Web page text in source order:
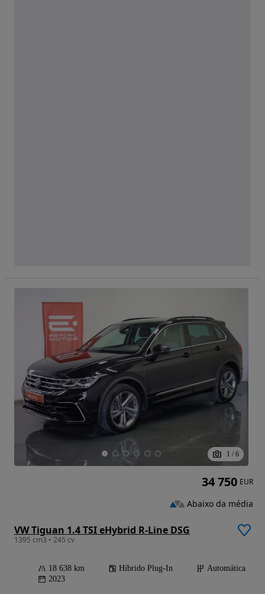
1 / 6
VW Tiguan 1.4 TSI eHybrid R-Line DSG
1395 cm3 • 245 cv
18 638 km Híbrido Plug-In
Automática
2023
34 750 EUR
Abaixo da média